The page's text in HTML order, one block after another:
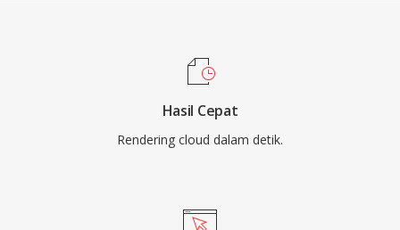
Hasil Cepat
Rendering cloud dalam detik.